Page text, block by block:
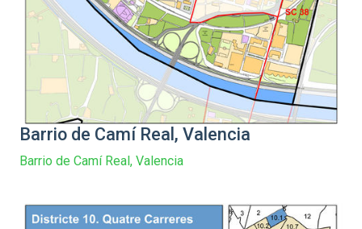
Barrio de Camí Real, Valencia
Barrio de Camí Real, Valencia